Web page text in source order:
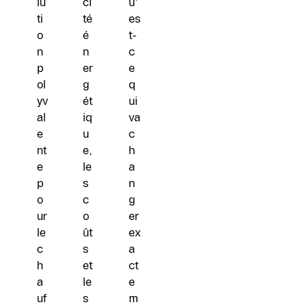
ti
o
n
p
ol
yv
al
e
nt
e
p
o
ur
le
c
h
a
uf
té
é
n
er
g
ét
iq
u
e,
le
s
c
o
ût
s
et
le
s
es
t-
c
e
q
ui
va
c
h
a
n
g
er
ex
a
ct
e
m